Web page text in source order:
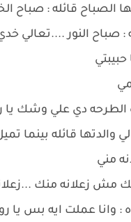
قائله : صباح
: صباح النور ....تعالي
الطرحه دي علي وشك يا
والدتها قائله بينما
مني
مش زعلانه منك
: وانا عملت ايه بس